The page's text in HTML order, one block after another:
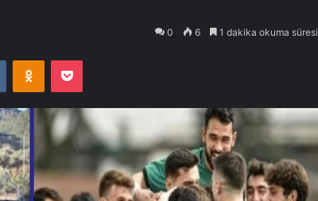
0 6 1 dakika okuma süresi
VKontakteOdnoklassniki
Pocket